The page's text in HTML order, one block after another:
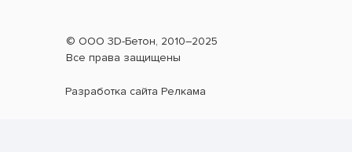
Разработка сайта Релкама
© ООО 3D-Бетон, 2010–2025
Все права защищены